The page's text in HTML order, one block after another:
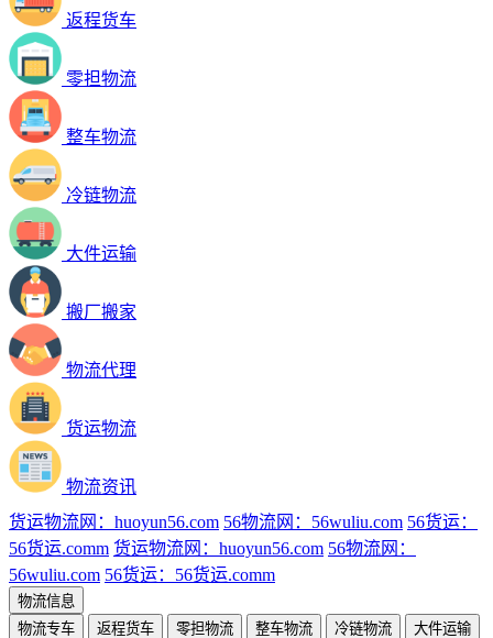
返程货车
零担物流
整车物流
冷链物流
大件运输
搬厂搬家
物流代理
货运物流
物流资讯
货运物流网：huoyun56.com 56物流网：56wuliu.com 56货运：
56货运.comm 货运物流网：huoyun56.com 56物流网：
56wuliu.com 56货运：56货运.comm
物流信息
物流专车
返程货车 零担物流 整车物流 冷链物流
大件运输